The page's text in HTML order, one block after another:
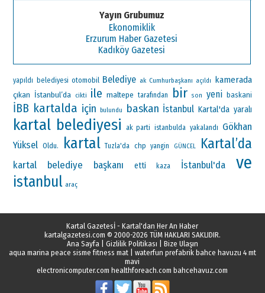
Yayın Grubumuz
Ekonomiklik
Erzurum Haber Gazetesi
Kadıköy Gazetesi
yapıldı belediyesi otomobil Belediye ak Cumhurbaşkanı açıldı kamerada
çıkan İstanbul’da cikti ile maltepe tarafından bir son yeni baskani
İBB kartalda için bulundu baskan İstanbul Kartal'da yaralı
kartal belediyesi ak parti istanbulda yakalandı
Gökhan
Yüksel Oldu. kartal Tuzla'da chp yangin GÜNCEL Kartal’da
kartal belediye başkanı etti kaza İstanbul'da ve
istanbul araç
Kartal Gazetesİ - Kartal'dan Her An Haber
kartalgazetesi.com © 2000-2026 TÜM HAKLARI SAKLIDIR.
Ana Sayfa
Gizlilik Politikası
Bize Ulaşın
aqua marina peace sisme fitness mat| waterfun prefabrik bahce havuzu 4 mt
mavi
electronicomputer.com healthforeach.com bahcehavuz.com